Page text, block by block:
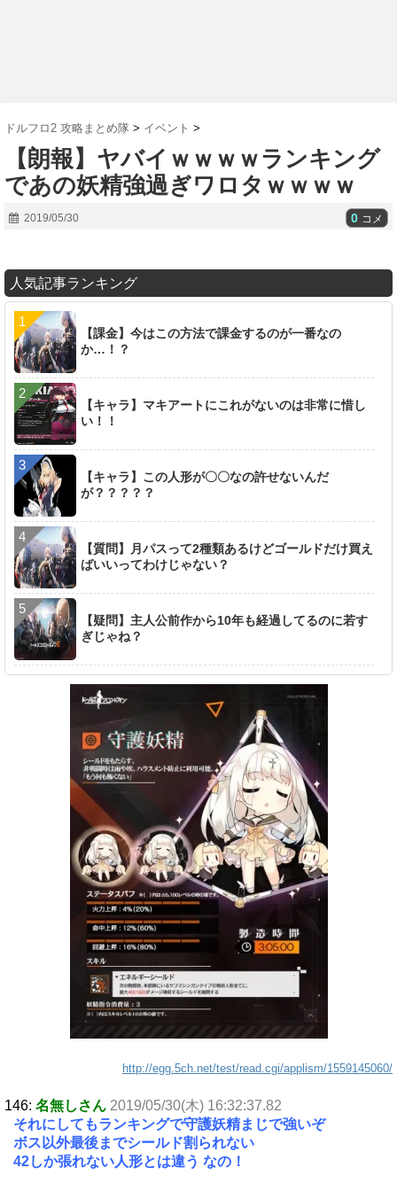
ドルフロ2 攻略まとめ隊 > イベント >
【朗報】ヤバイｗｗｗｗランキング
であの妖精強過ぎワロタｗｗｗｗ
2019/05/30 0 コメ
人気記事ランキング
【課金】今はこの方法で課金するのが一番なの
か…！？
【キャラ】マキアートにこれがないのは非常に惜し
い！！
【キャラ】この人形が〇〇なの許せないんだ
が？？？？？
【質問】月パスって2種類あるけどゴールドだけ買え
ばいいってわけじゃない？
【疑問】主人公前作から10年も経過してるのに若す
ぎじゃね？
http://egg.5ch.net/test/read.cgi/applism/1559145060/
146: 名無しさん 2019/05/30(木) 16:32:37.82
それにしてもランキングで守護妖精まじで強いぞ
ボス以外最後までシールド割られない
42しか張れない人形とは違う なの！